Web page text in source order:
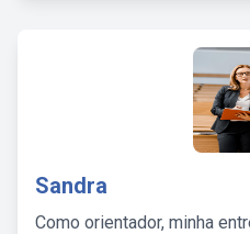
Sandra
Como orientador, minha